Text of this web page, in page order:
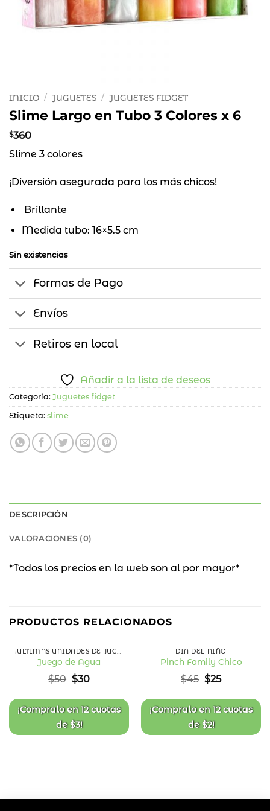
INICIO / JUGUETES / JUGUETES FIDGET
Slime Largo en Tubo 3 Colores x 6
$360
Slime 3 colores
¡Diversión asegurada para los más chicos!
Brillante
Medida tubo: 16×5.5 cm
Sin existencias
Formas de Pago
Envíos
Retiros en local
Añadir a la lista de deseos
Categoría: Juguetes fidget
Etiqueta: slime
DESCRIPCIÓN
VALORACIONES (0)
*Todos los precios en la web son al por mayor*
PRODUCTOS RELACIONADOS
OFF
de
deseos
¡ÚLTIMAS UNIDADES DE JUGUETES!
Juego de Agua
$50 El
original
era:
$50.
$30El
actual
es:
$30.
¡Compralo en12 cuotas
de$3!
de
deseos
DÍA DEL NIÑO
Pinch Family Chico
$45 El
original
era:
$45.
$25El
actual
es:
$25.
¡Compralo en12 cuotas
de$2!